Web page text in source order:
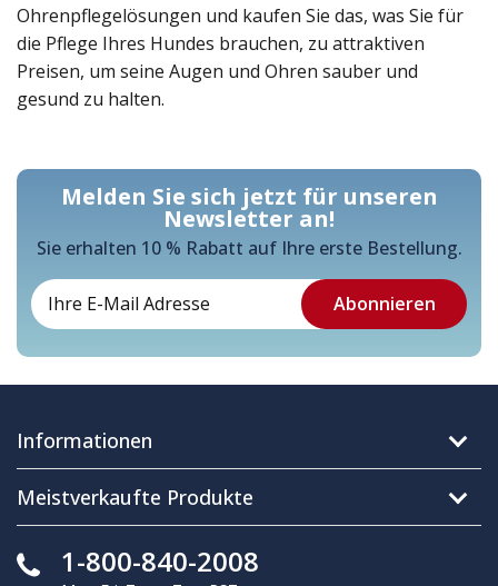
Ohrenpflegelösungen und kaufen Sie das, was Sie für
die Pflege Ihres Hundes brauchen, zu attraktiven
Preisen, um seine Augen und Ohren sauber und
gesund zu halten.
Melden Sie sich jetzt für unseren
Newsletter an!
Sie erhalten 10 % Rabatt auf Ihre erste Bestellung.
Informationen
Meistverkaufte Produkte
1-800-840-2008